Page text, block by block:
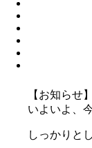
【お知らせ】
いよいよ、
しっかりと